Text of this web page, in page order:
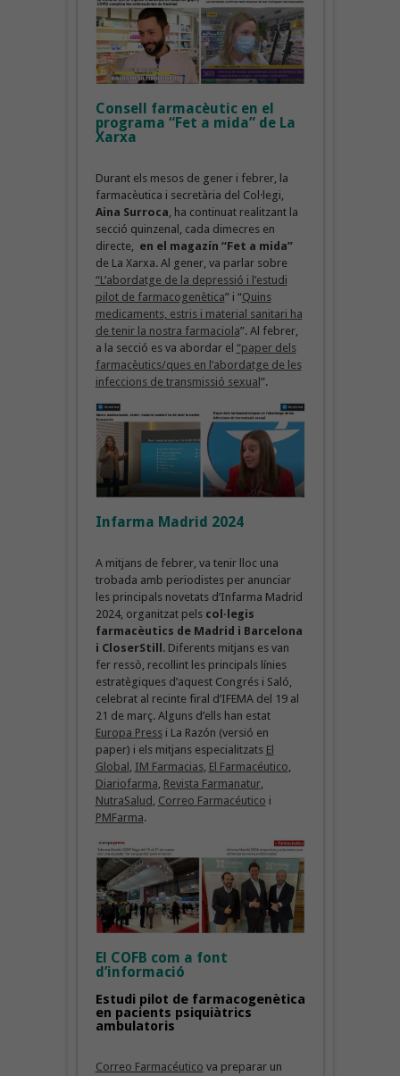
Consell farmacèutic en el
programa “Fet a mida” de La
Xarxa
Durant els mesos de gener i febrer, la
farmacèutica i secretària del Col·legi,
Aina Surroca , ha continuat realitzant la
secció quinzenal, cada dimecres en
directe, en el magazín “Fet a mida”
de La Xarxa. Al gener, va parlar sobre
“L’abordatge de la depressió i l’estudi
pilot de farmacogenètica” i “Quins
medicaments, estris i material sanitari ha
de tenir la nostra farmaciola”. Al febrer,
a la secció es va abordar el “paper dels
farmacèutics/ques en l’abordatge de les
infeccions de transmissió sexual”.
Infarma Madrid 2024
A mitjans de febrer, va tenir lloc una
trobada amb periodistes per anunciar
les principals novetats d’Infarma Madrid
2024, organitzat pels col·legis
farmacèutics de Madrid i Barcelona
i CloserStill . Diferents mitjans es van
fer ressò, recollint les principals línies
estratègiques d’aquest Congrés i Saló,
celebrat al recinte firal d’IFEMA del 19 al
21 de març. Alguns d’ells han estat
Europa Pressi La Razón (versió en
paper) i els mitjans especialitzats El
Global
IM Farmacias, El Farmacéutico
Diariofarma Revista Farmanatur,
NutraSalud Correo Farmacéutico i
PMFarma.
El COFB com a font
d’informació
Estudi pilot de farmacogenètica
en pacients psiquiàtrics
ambulatoris
Correo Farmacéutico va preparar un